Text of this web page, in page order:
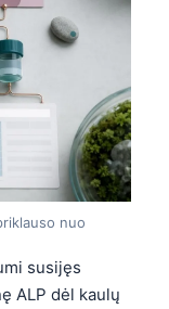
nuo
susijęs
ALP dėl kaulų